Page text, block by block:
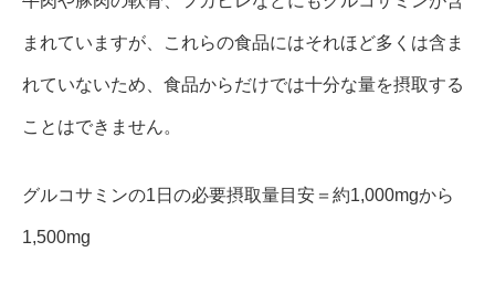
まれていますが、これらの食品にはそれほど多くは含ま
れていないため、食品からだけでは十分な量を摂取する
ことはできません。
グルコサミンの1日の必要摂取量目安＝約1,000mgから
1,500mg